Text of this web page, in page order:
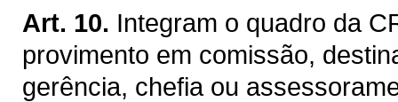
Art. 10. Integram o quadro da
provimento em comissão,
gerência, chefia ou